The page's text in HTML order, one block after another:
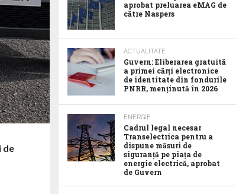
de
aprobat preluarea eMAG de
către Naspers
ACTUALITATE
Guvern: Eliberarea gratuită
a primei cărți electronice
de identitate din fondurile
PNRR, menținută în 2026
ENERGIE
Cadrul legal necesar
Transelectrica pentru a
dispune măsuri de
siguranță pe piața de
energie electrică, aprobat
de Guvern